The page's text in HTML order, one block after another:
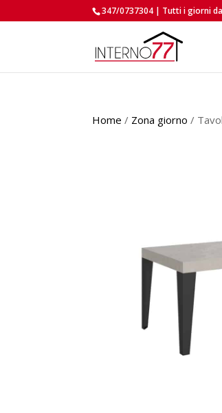
347/0737304 | Tutti i giorni
Home / Zona giorno /